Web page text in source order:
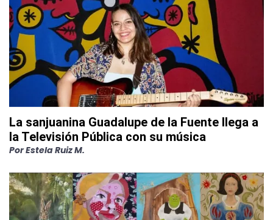
La sanjuanina Guadalupe de la Fuente llega a
la Televisión Pública con su música
PorEstela Ruiz M.